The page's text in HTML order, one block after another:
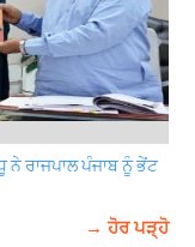
ਨੇ ਰਾਜਪਾਲ ਪੰਜਾਬ ਨੂੰ ਭੇਂਟ
→ ਹੋਰ ਪੜ੍ਹੋ